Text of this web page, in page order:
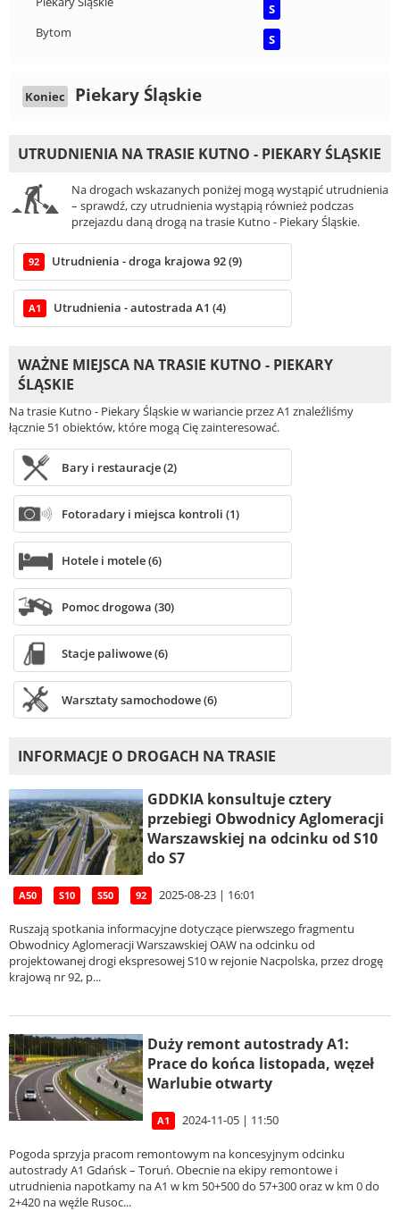
S
Bytom
S
Koniec Piekary Śląskie
UTRUDNIENIA NA TRASIE KUTNO - PIEKARY ŚLĄSKIE
Na drogach wskazanych poniżej mogą wystąpić utrudnienia
– sprawdź, czy utrudnienia wystąpią również podczas
przejazdu daną drogą na trasie Kutno - Piekary Śląskie.
92 Utrudnienia - droga krajowa 92 (9)
A1 Utrudnienia - autostrada A1 (4)
WAŻNE MIEJSCA NA TRASIE KUTNO - PIEKARY
ŚLĄSKIE
Na trasie Kutno - Piekary Śląskie w wariancie przez A1 znaleźliśmy
łącznie 51 obiektów, które mogą Cię zainteresować.
Bary i restauracje (2)
Fotoradary i miejsca kontroli (1)
Hotele i motele (6)
Pomoc drogowa (30)
Stacje paliwowe (6)
Warsztaty samochodowe (6)
INFORMACJE O DROGACH NA TRASIE
GDDKIA konsultuje cztery
przebiegi Obwodnicy Aglomeracji
Warszawskiej na odcinku od S10
do S7
A50 S10 S50 92 2025-08-23 | 16:01
Ruszają spotkania informacyjne dotyczące pierwszego fragmentu
Obwodnicy Aglomeracji Warszawskiej OAW na odcinku od
projektowanej drogi ekspresowej S10 w rejonie Nacpolska, przez drogę
krajową nr 92, p...
Duży remont autostrady A1:
Prace do końca listopada, węzeł
Warlubie otwarty
A1 2024-11-05 | 11:50
Pogoda sprzyja pracom remontowym na koncesyjnym odcinku
autostrady A1 Gdańsk – Toruń. Obecnie na ekipy remontowe i
utrudnienia napotkamy na A1 w km 50+500 do 57+300 oraz w km 0 do
2+420 na węźle Rusoc...